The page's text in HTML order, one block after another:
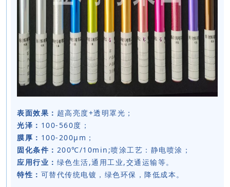
表面效果： 超高亮度+透明罩光；
光泽： 100-560度；
膜厚： 100-200μm；
固化条件： 200℃/10min;喷涂工艺：静电喷涂；
应用行业： 绿色生活,通用工业,交通运输等。
特性： 可替代传统电镀，绿色环保，降低成本。